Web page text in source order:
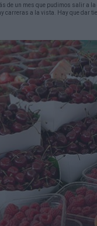
de un mes que pudimos salir a la
carreras a la vista. Hay que dar